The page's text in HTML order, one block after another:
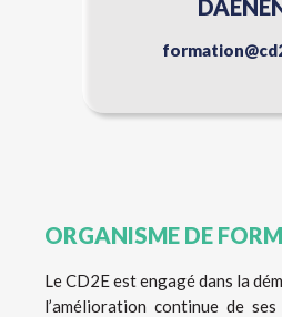
ORGANISME DE
Le CD2E est engagé dans la
l’amélioration continue de